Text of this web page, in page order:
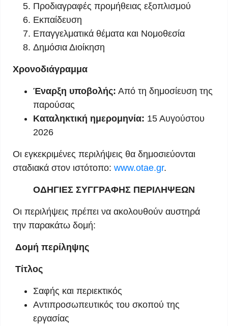
Προδιαγραφές προμήθειας εξοπλισμού
Εκπαίδευση
Επαγγελματικά θέματα και Νομοθεσία
Δημόσια Διοίκηση
Χρονοδιάγραμμα
Έναρξη υποβολής: Από τη δημοσίευση της
παρούσας
Καταληκτική ημερομηνία: 15 Αυγούστου
2026
Οι εγκεκριμένες περιλήψεις θα δημοσιεύονται
σταδιακά στον ιστότοπο: www.otae.gr.
ΟΔΗΓΙΕΣ ΣΥΓΓΡΑΦΗΣ ΠΕΡΙΛΗΨΕΩΝ
Οι περιλήψεις πρέπει να ακολουθούν αυστηρά
την παρακάτω δομή:
Δομή περίληψης
Τίτλος
Σαφής και περιεκτικός
Αντιπροσωπευτικός του σκοπού της
εργασίας